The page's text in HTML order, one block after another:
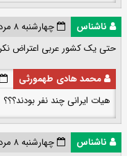
ناشناس
چهارشنبه ۸ مرداد ۱۴۰۴ ۲۰:۴۸:۴۱
حتی یک کشور عربی اعتراض
محمد هادی طهمورثی
هیات ایرانی چند نفر بودند؟؟؟
ناشناس
چهارشنبه ۸ مرداد ۱۴۰۴ ۲۱:۵۳:۲۴